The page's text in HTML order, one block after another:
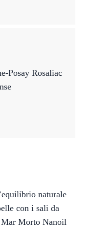
Posay Rosaliac
naturale
con i sali da
Mar Morto Nanoil